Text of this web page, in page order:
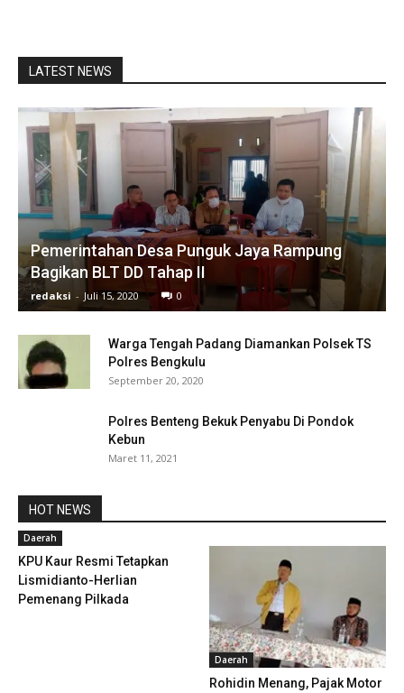
LATEST NEWS
Pemerintahan Desa Punguk Jaya Rampung
Bagikan BLT DD Tahap II
redaksi - Juli 15, 2020 0
Warga Tengah Padang Diamankan Polsek TS
Polres Bengkulu
September 20, 2020
Polres Benteng Bekuk Penyabu Di Pondok
Kebun
Maret 11, 2021
HOT NEWS
Daerah
KPU Kaur Resmi Tetapkan
Lismidianto-Herlian
Pemenang Pilkada
Daerah
Rohidin Menang, Pajak Motor